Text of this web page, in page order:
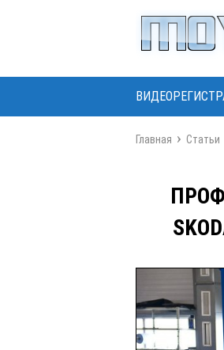
Главная Статьи